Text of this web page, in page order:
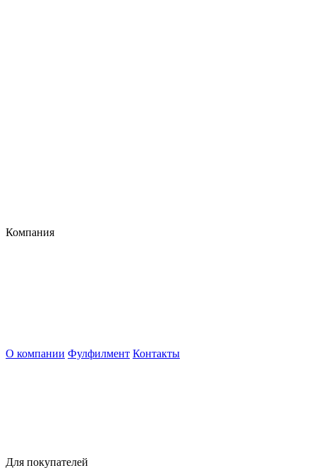
Компания
О компании Фулфилмент Контакты
Для покупателей